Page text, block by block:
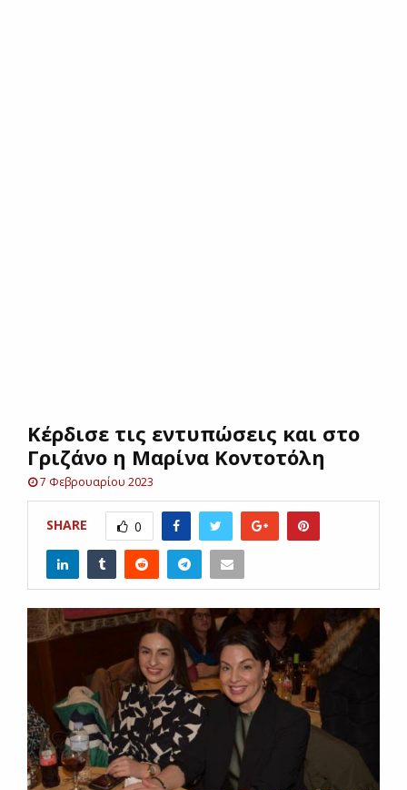
UΚέρδισε τις εντυπώσεις και στο
Γριζάνο η Μαρίνα Κοντοτόλη
7 Φεβρουαρίου 2023
SHARE 0